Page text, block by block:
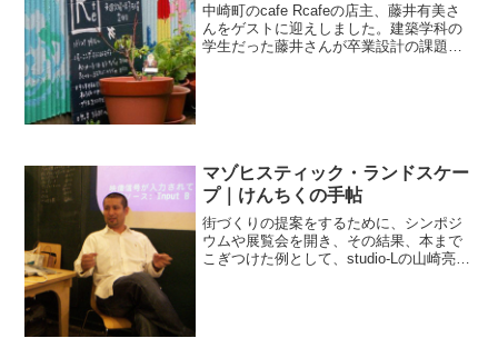
中崎町のcafe Rcafeの店主、藤井有美さ
んをゲストに迎えしました。建築学科の
学生だった藤井さんが卒業設計の課題と
マゾヒスティック・ランドスケー
プ｜けんちくの手帖
街づくりの提案をするために、シンポジ
ウムや展覧会を開き、その結果、本まで
こぎつけた例として、studio-Lの山崎亮さ